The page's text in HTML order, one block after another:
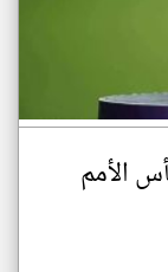
الأمم